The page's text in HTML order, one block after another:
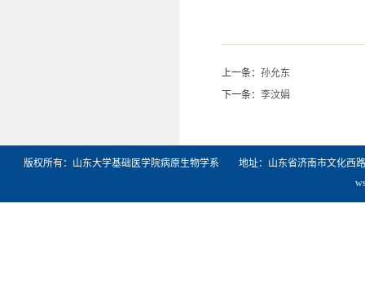
上一条： 孙允东
下一条： 李汶娟
版权所有：山东大学基础医学院病原生物学系 地址：山东省济南市文化